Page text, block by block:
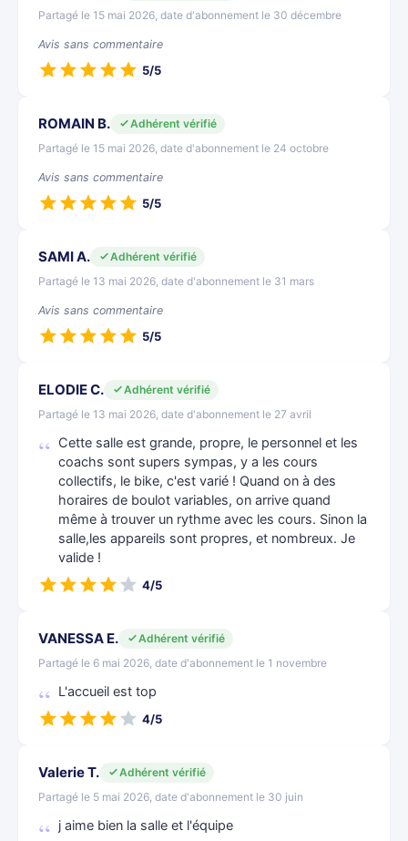
Partagé le 15 mai 2026, date d'abonnement le 30 décembre
Avis sans commentaire
5/5
ROMAIN B.
Adhérent vérifié
Partagé le 15 mai 2026, date d'abonnement le 24 octobre
Avis sans commentaire
5/5
SAMI A.
Adhérent vérifié
Partagé le 13 mai 2026, date d'abonnement le 31 mars
Avis sans commentaire
5/5
ELODIE C.
Adhérent vérifié
Partagé le 13 mai 2026, date d'abonnement le 27 avril
Cette salle est grande, propre, le personnel et les
coachs sont supers sympas, y a les cours
collectifs, le bike, c'est varié ! Quand on à des
horaires de boulot variables, on arrive quand
même à trouver un rythme avec les cours. Sinon la
salle,les appareils sont propres, et nombreux. Je
valide !
4/5
VANESSA E.
Adhérent vérifié
Partagé le 6 mai 2026, date d'abonnement le 1 novembre
L'accueil est top
4/5
Valerie T.
Adhérent vérifié
Partagé le 5 mai 2026, date d'abonnement le 30 juin
j aime bien la salle et l'équipe